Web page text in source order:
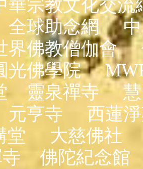
華宗教文化交流
全球助念網
界佛教僧伽會
光佛學院
靈泉禪寺
元亨寺
西蓮
堂
大慈佛社
佛陀紀念館